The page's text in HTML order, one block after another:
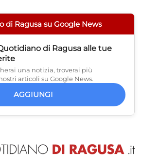
di Ragusa su Google News
di Ragusa alle tue
una notizia, troverai più
articoli su Google News.
AGGIUNGI